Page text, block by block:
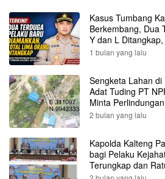
Kasus Tumbang
Berkembang, Dua
Y dan L
Diamankan Polisi
1 bulan yang lalu
Sengketa Lahan
Adat Tuding PT
Minta
2 bulan yang lalu
Kapolda Kalteng
bagi Pelaku
Terungkap dan
Dibekuk